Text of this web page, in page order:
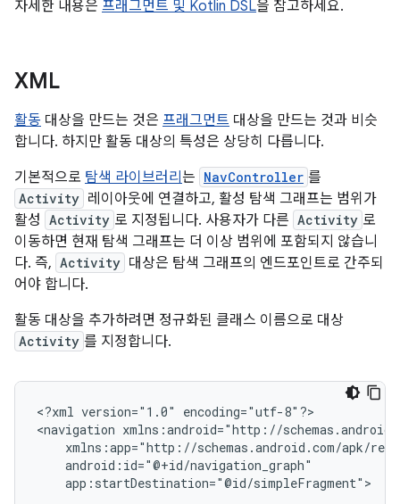
자세한 내용은 프래그먼트 및 Kotlin DSL을 참고하세요.
XML
활동 대상을 만드는 것은 프래그먼트 대상을 만드는 것과 비슷
합니다. 하지만 활동 대상의 특성은 상당히 다릅니다.
기본적으로 탐색 라이브러리 는 NavController 를
Activity 레이아웃에 연결하고, 활성 탐색 그래프는 범위가
활성 Activity 로 지정됩니다. 사용자가 다른 Activity 로
이동하면 현재 탐색 그래프는 더 이상 범위에 포함되지 않습니
다. 즉, Activity 대상은 탐색 그래프의 엔드포인트로 간주되
어야 합니다.
활동 대상을 추가하려면 정규화된 클래스 이름으로 대상
Activity 를 지정합니다.
<?xml version="1.0"
encoding="utf-8"?>
<navigation
app:startDestination="@id/simpleFragment">